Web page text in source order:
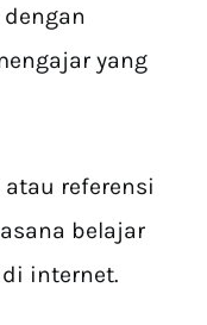
yang
referensi
belajar
internet.